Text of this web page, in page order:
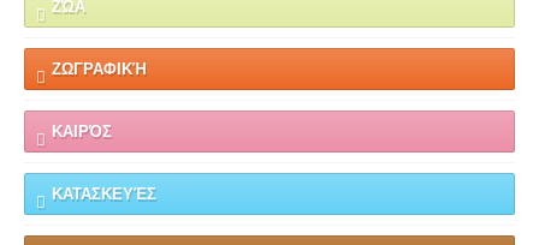
ΖΏΑ
ΖΩΓΡΑΦΙΚΉ
ΚΑΙΡΌΣ
ΚΑΤΑΣΚΕΥΈΣ